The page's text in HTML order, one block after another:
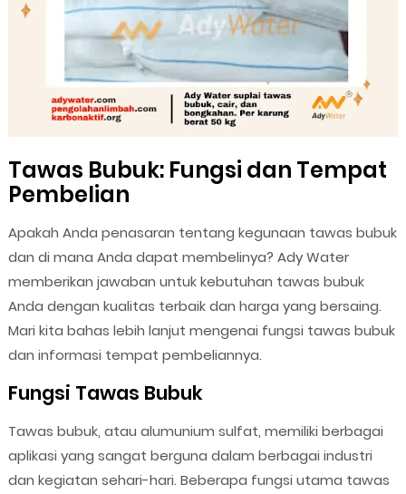
Tawas Bubuk: Fungsi dan Tempat
Pembelian
Apakah Anda penasaran tentang kegunaan tawas bubuk
dan di mana Anda dapat membelinya? Ady Water
memberikan jawaban untuk kebutuhan tawas bubuk
Anda dengan kualitas terbaik dan harga yang bersaing.
Mari kita bahas lebih lanjut mengenai fungsi tawas bubuk
dan informasi tempat pembeliannya.
Fungsi Tawas Bubuk
Tawas bubuk, atau alumunium sulfat, memiliki berbagai
aplikasi yang sangat berguna dalam berbagai industri
dan kegiatan sehari-hari. Beberapa fungsi utama tawas